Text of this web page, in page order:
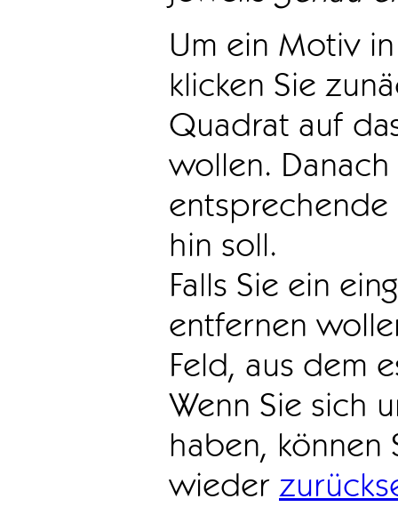
Um ein Motiv
klicken Sie
Quadrat auf
wollen.
hin soll.
Falls Sie ein
entfernen
Feld, aus dem
Wenn Sie sich
haben, können
wieder